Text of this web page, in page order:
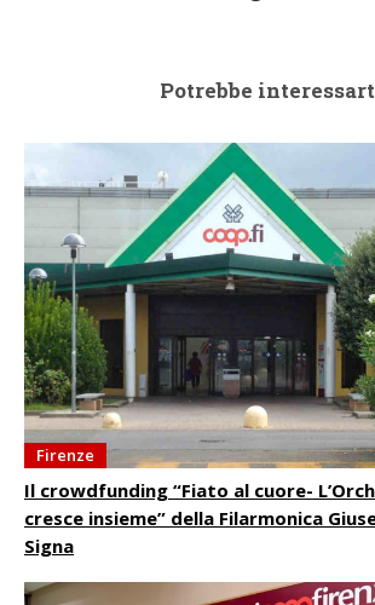
Potrebbe
Firenze
Il crowdfunding “Fiato al cuore-
cresce insieme” della Filarmonica
Signa